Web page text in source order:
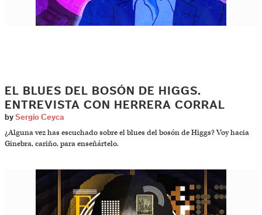
EL BLUES DEL BOSÓN DE HIGGS.
ENTREVISTA CON HERRERA CORRAL
by Sergio Ceyca
¿Alguna vez has escuchado sobre el blues del bosón de Higgs? Voy hacia
Ginebra, cariño, para enseñártelo.